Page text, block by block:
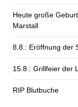
Heute große
Marstall
8.8.: Eröffnung der
15.8.: Grillfeier der
RIP Blutbuche